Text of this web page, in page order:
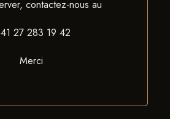
contactez-nous au
27 283 19 42
Merci